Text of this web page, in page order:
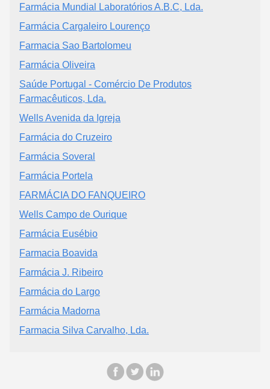
Farmácia Mundial Laboratórios A.B.C, Lda.
Farmácia Cargaleiro Lourenço
Farmacia Sao Bartolomeu
Farmácia Oliveira
Saúde Portugal - Comércio De Produtos
Farmacêuticos, Lda.
Wells Avenida da Igreja
Farmácia do Cruzeiro
Farmácia Soveral
Farmácia Portela
FARMÁCIA DO FANQUEIRO
Wells Campo de Ourique
Farmácia Eusébio
Farmacia Boavida
Farmácia J. Ribeiro
Farmácia do Largo
Farmácia Madorna
Farmacia Silva Carvalho, Lda.